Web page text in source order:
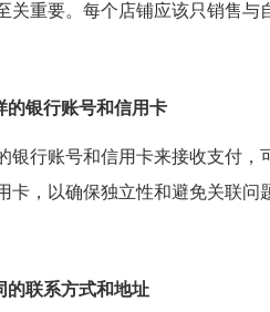
关重要。每个店铺应该只销售与
的银行账号和信用卡
银行账号和信用卡来接收支付
卡，以确保独立性和避免关联问
的联系方式和地址